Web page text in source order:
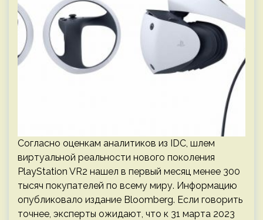
Согласно оценкам аналитиков из IDC, шлем
виртуальной реальности нового поколения
PlayStation VR2 нашел в первый месяц менее 300
тысяч покупателей по всему миру. Информацию
опубликовало издание Bloomberg. Если говорить
точнее, эксперты ожидают, что к 31 марта 2023